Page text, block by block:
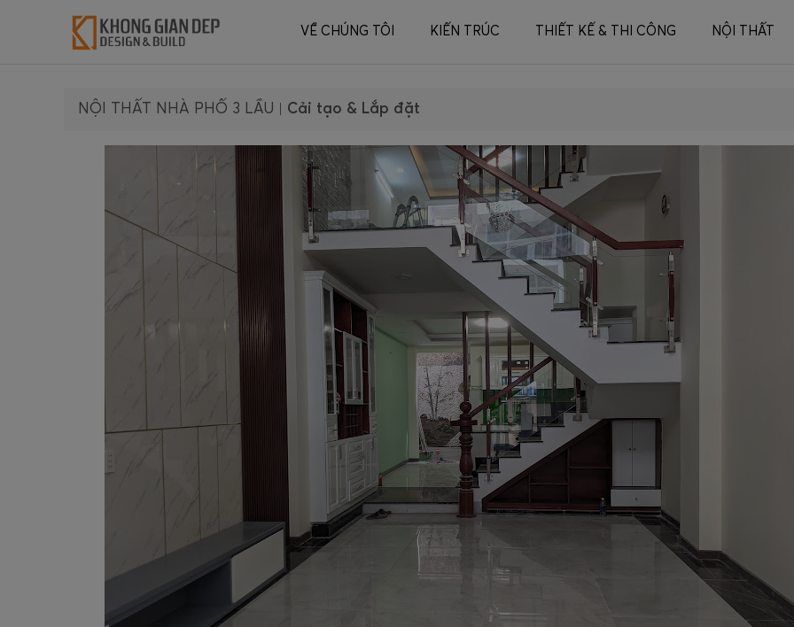
VỀ CHÚNG TÔI KIẾN TRÚC THIẾT KẾ & THI CÔNG NỘI THẤT
NỘI THẤT NHÀ PHỐ 3 LẦU Cải tạo & Lắp đặt